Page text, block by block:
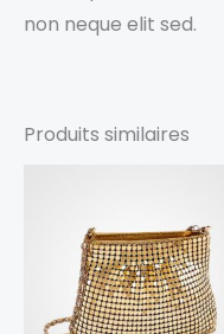
non neque elit sed.
Produits similaires